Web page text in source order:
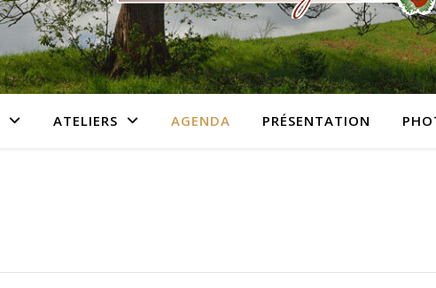
ATELIERS AGENDA PRÉSENTATION